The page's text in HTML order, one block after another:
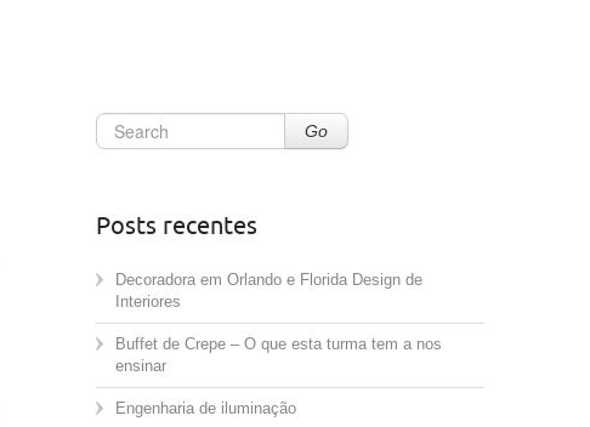
Go
Posts recentes
Decoradora em Orlando e Florida Design de
Interiores
Buffet de Crepe – O que esta turma tem a nos
ensinar
Engenharia de iluminação